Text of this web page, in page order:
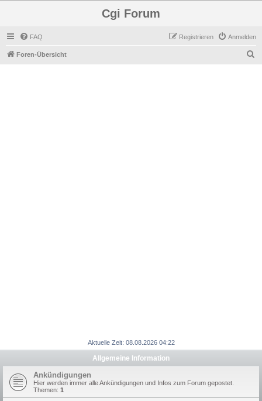
Cgi Forum
FAQ Anmelden
Registrieren
Foren-Übersicht
Aktuelle Zeit: 08.08.2026 04:22
Allgemeine Information
Ankündigungen
Hier werden immer alle Ankündigungen und Infos zum Forum gepostet.
Themen: 1